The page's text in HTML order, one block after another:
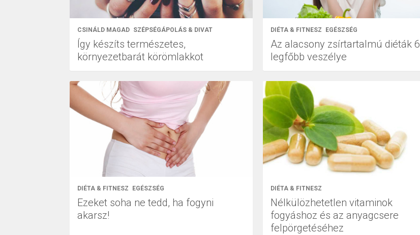
CSINÁLD MAGAD SZÉPSÉGÁPOLÁS & DIVAT
Így készíts természetes,
környezetbarát körömlakkot
DIÉTA & FITNESZ EGÉSZSÉG
Az alacsony zsírtartalmú diéták 6
legfőbb veszélye
DIÉTA & FITNESZ EGÉSZSÉG
Ezeket soha ne tedd, ha fogyni
akarsz!
DIÉTA & FITNESZ
Nélkülözhetetlen vitaminok
fogyáshoz és az anyagcsere
felpörgetéséhez